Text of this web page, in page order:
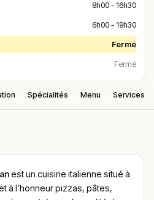
8h00 - 16h30
6h00 - 19h30
Fermé
Fermé
Spécialités Menu Services
est un cuisine italienne situé à
à l’honneur pizzas, pâtes,